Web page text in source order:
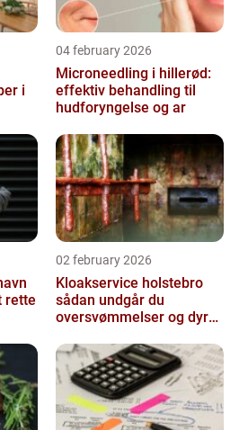
i
04 february 2026
Microneedling i hillerød:
effektiv behandling til
hudforyngelse og ar
rette
02 february 2026
Kloakservice holstebro
sådan undgår du
oversvømmelser og dyre